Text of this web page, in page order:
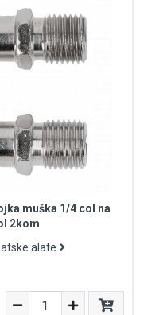
muška 1/4 col na
2kom
alate